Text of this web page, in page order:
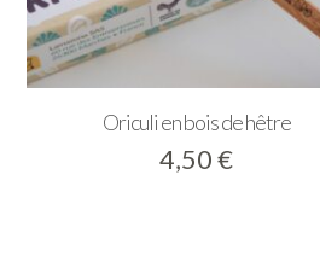
Oriculi en bois de hêtre
4,50€